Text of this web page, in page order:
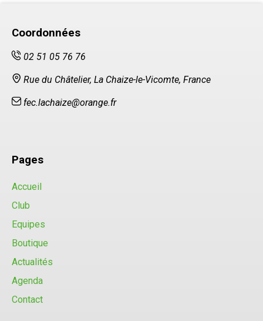
Pages
Accueil
Club
Equipes
Boutique
Actualités
Agenda
Contact
Coordonnées
02 51 05 76 76
Rue du Châtelier, La Chaize-le-Vicomte, France
fec.lachaize@orange.fr